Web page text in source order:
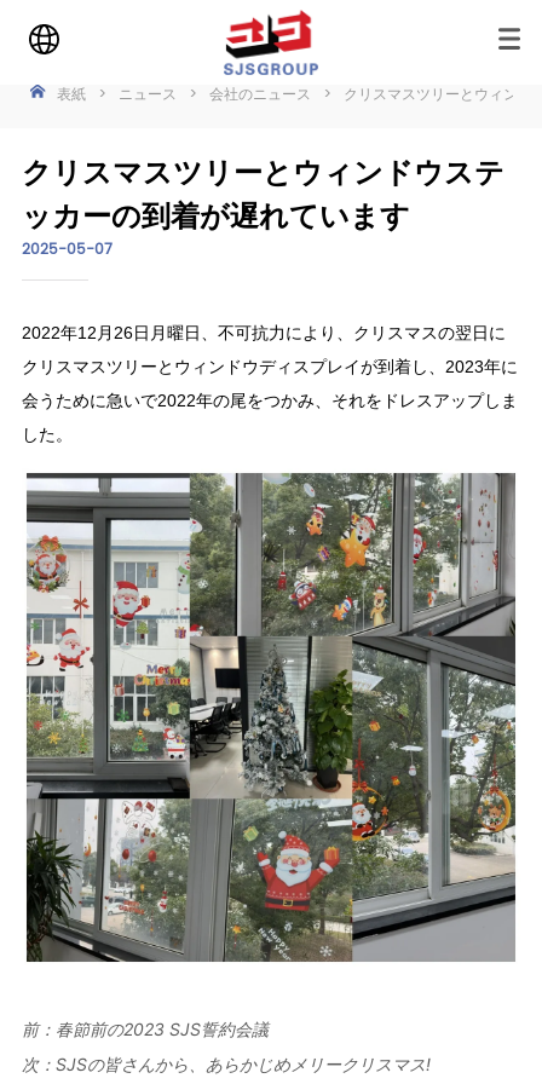
表紙 > ニュース > 会社のニュース > クリスマスツリーとウィンド
クリスマスツリーとウィンドウステ
ッカーの到着が遅れています
2025-05-07
前： 春節前の2023 SJS誓約会議
次：SJSの皆さんから、あらかじめメリークリスマス!